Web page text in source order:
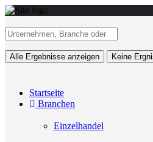
Alle Ergebnisse anzeigen Keine
Startseite
Branchen
Einzelhandel